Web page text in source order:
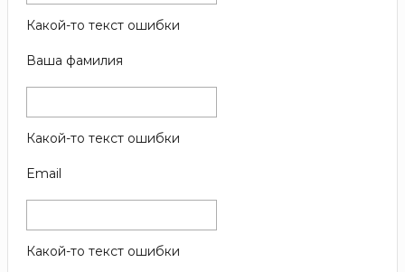
Какой-то текст ошибки
Ваша фамилия
Какой-то текст ошибки
Email
Какой-то текст ошибки